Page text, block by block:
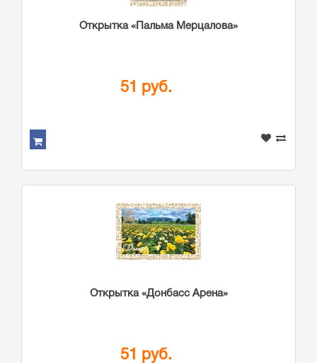
Открытка «Пальма Мерцалова»
51 руб.
Открытка «Донбасс Арена»
51 руб.